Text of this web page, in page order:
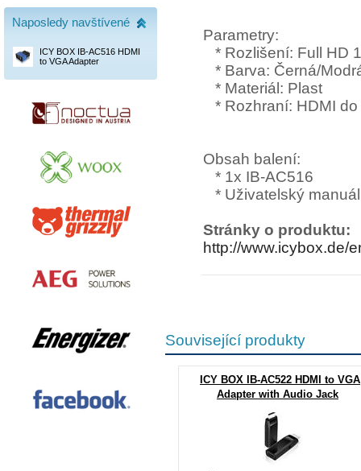
Parametry:
* Rozlišení: Full HD
* Barva: Černá/
* Materiál: Plast
* Rozhraní: HDMI do
Obsah balení:
* 1x IB-AC516
* Uživatelský manuál
Stránky o produktu:
http://www.icybox.de/
Související produkty
ICY BOX IB-AC522 HDMI to VGA
Adapter with Audio Jack
Naposledy navštívené
ICY BOX IB-AC516 HDMI
to VGA Adapter